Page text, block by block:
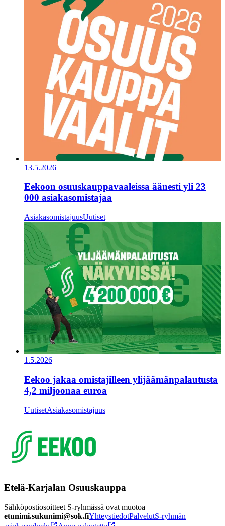
13.5.2026
Eekoon osuuskauppavaaleissa äänesti yli 23
000 asiakasomistajaa
AsiakasomistajuusUutiset
1.5.2026
Eekoo jakaa omistajilleen ylijäämänpalautusta
4,2 miljoonaa euroa
UutisetAsiakasomistajuus
Etelä-Karjalan Osuuskauppa
Sähköpostiosoitteet S-ryhmässä ovat muotoa
etunimi.sukunimi@sok.fiYhteystiedotPalvelutS-ryhmän